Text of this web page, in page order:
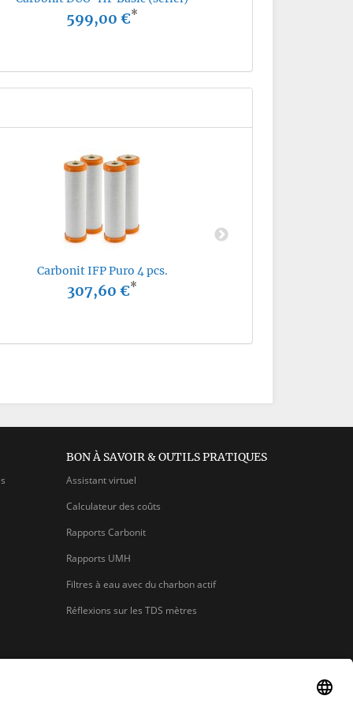
599,00 €*
Carbonit IFP Puro 4 pcs.
307,60 €*
BON À SAVOIR & OUTILS PRATIQUES
Assistant virtuel
Calculateur des coûts
Rapports Carbonit
Rapports UMH
Filtres à eau avec du charbon actif
Réflexions sur les TDS mètres